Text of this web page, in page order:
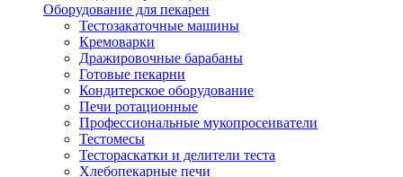
Оборудование для пекарен
Тестозакаточные машины
Кремоварки
Дражировочные барабаны
Готовые пекарни
Кондитерское оборудование
Печи ротационные
Профессиональные мукопросеиватели
Тестомесы
Тестораскатки и делители теста
Хлебопекарные печи